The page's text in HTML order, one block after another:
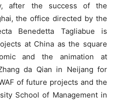
after the success of the
the office directed by the
Benedetta Tagliabue is
at China as the square
and the animation at
da Qian in Neijang for
of future projects and the
School of Management in